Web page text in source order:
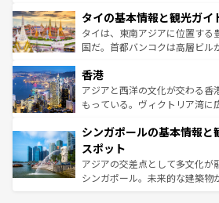
リティに包まれながら、韓国の
わってみてほしい。
覧を参照してほしい。
急速な発展と共に伝統が息づく
ーチミン市のフランス統治時代
醸し出している。また、バラエ
とつ。フォーやバインミー、ベ
ひ現地で味わいたい。どの地域
が旅行者を迎えてくれるので、
参照してほしい。
タイの基本情報と観光ガイ
タイは、東南アジアに位置する
国だ。首都バンコクは高層ビル
の活気が交差している。北部で
帯で自然と触れ合い、南部では
いビーチでリゾート気分を楽し
激する。気候は一年中温暖で、
が待っている。親しみやすいタ
た文化、そして多様な観光資源
ける。 なお、新着のタイ情報は
香港
アジアと西洋の文化が交わる香
もっている。ヴィクトリア湾に
み、どこを訪れても感動するは
ており、効率よく見どころを回
うな絶景から文化的な体験まで
そう。 なお、新着の香港情報は
シンガポールの基本情報と
スポット
アジアの交差点として多文化が
シンガポール。未来的な建築物